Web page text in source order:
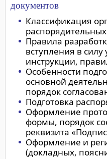
документов
Классификация
Правила
вступления в
инструкции,
Особенности
основной
порядок
Подготовка
Оформление
формы, порядок
реквизита
Оформление и
(докладных,